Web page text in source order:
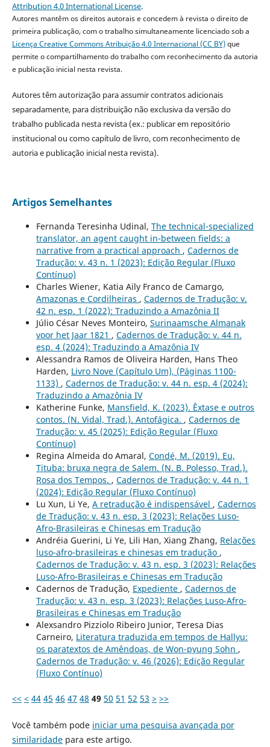
Attribution 4.0 International License.
Autores mantêm os direitos autorais e concedem à revista o direito de
primeira publicação, com o trabalho simultaneamente licenciado sob a
Licença Creative Commons Atribuição 4.0 Internacional (CC BY)que
permite o compartilhamento do trabalho com reconhecimento da autoria
e publicação inicial nesta revista.
Autores têm autorização para assumir contratos adicionais
separadamente, para distribuição não exclusiva da versão do
trabalho publicada nesta revista (ex.: publicar em repositório
institucional ou como capítulo de livro, com reconhecimento de
autoria e publicação inicial nesta revista).
Artigos Semelhantes
Fernanda Teresinha Udinal, The technical-specialized
translator, an agent caught in-between fields: a
narrative from a practical approach , Cadernos de
Tradução: v. 43 n. 1 (2023): Edição Regular (Fluxo
Contínuo)
Charles Wiener, Katia Aily Franco de Camargo,
Amazonas e Cordilheiras , Cadernos de Tradução: v.
42 n. esp. 1 (2022): Traduzindo a Amazônia II
Júlio César Neves Monteiro, Surinaamsche Almanak
voor het Jaar 1821 , Cadernos de Tradução: v. 44 n.
esp. 4 (2024): Traduzindo a Amazônia IV
Alessandra Ramos de Oliveira Harden, Hans Theo
Harden, Livro Nove (Capítulo Um), (Páginas 1100-
1133) , Cadernos de Tradução: v. 44 n. esp. 4 (2024):
Traduzindo a Amazônia IV
Katherine Funke, Mansfield, K. (2023). Êxtase e outros
contos. (N. Vidal, Trad.). Antofágica. , Cadernos de
Tradução: v. 45 (2025): Edição Regular (Fluxo
Contínuo)
Regina Almeida do Amaral, Condé, M. (2019). Eu,
Tituba: bruxa negra de Salem. (N. B. Polesso, Trad.).
Rosa dos Tempos. , Cadernos de Tradução: v. 44 n. 1
(2024): Edição Regular (Fluxo Contínuo)
Lu Xun, Li Ye, A retradução é indispensável , Cadernos
de Tradução: v. 43 n. esp. 3 (2023): Relações Luso-
Afro-Brasileiras e Chinesas em Tradução
Andréia Guerini, Li Ye, Lili Han, Xiang Zhang, Relações
luso-afro-brasileiras e chinesas em tradução ,
Cadernos de Tradução: v. 43 n. esp. 3 (2023): Relações
Luso-Afro-Brasileiras e Chinesas em Tradução
Cadernos de Tradução, Expediente , Cadernos de
Tradução: v. 43 n. esp. 3 (2023): Relações Luso-Afro-
Brasileiras e Chinesas em Tradução
Alexsandro Pizziolo Ribeiro Junior, Teresa Dias
Carneiro, Literatura traduzida em tempos de Hallyu:
os paratextos de Amêndoas, de Won-pyung Sohn ,
Cadernos de Tradução: v. 46 (2026): Edição Regular
(Fluxo Contínuo)
<< < 44 45 46 47 48 49 50 51 52 53 > >>
Você também pode iniciar uma pesquisa avançada por
similaridadepara este artigo.